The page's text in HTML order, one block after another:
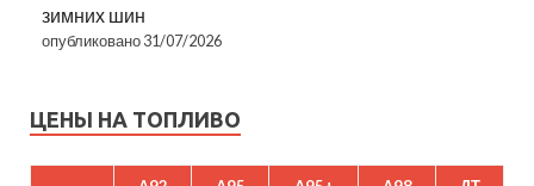
зимних шин
опубликовано 31/07/2026
ЦЕНЫ НА ТОПЛИВО